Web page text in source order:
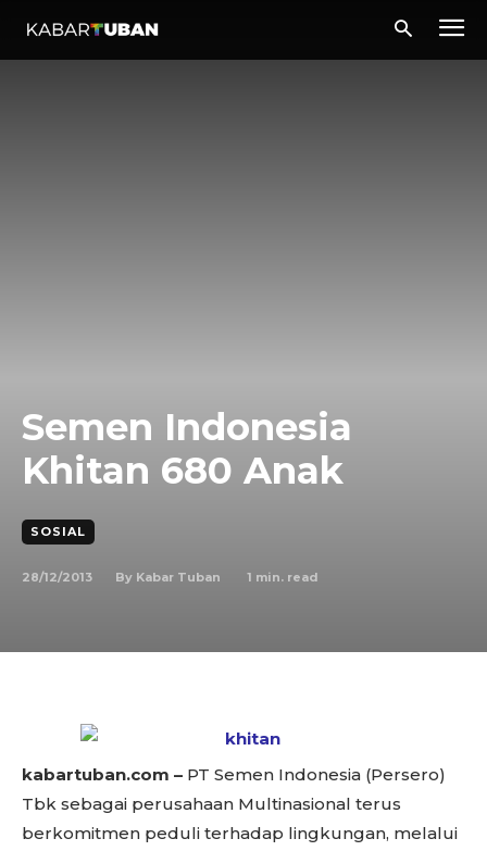
Semen Indonesia
Khitan 680 Anak
SOSIAL
28/12/2013 By Kabar Tuban 1 min. read
kabartuban.com – PT Semen Indonesia (Persero)
Tbk sebagai perusahaan Multinasional terus
berkomitmen peduli terhadap lingkungan, melalui